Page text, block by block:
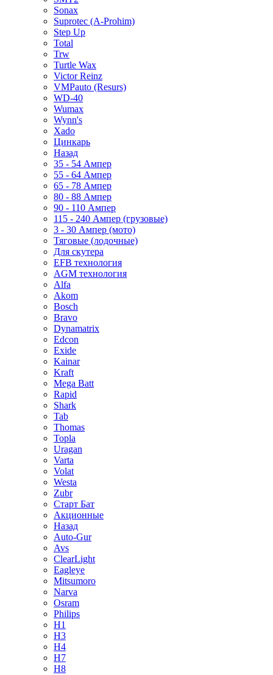
Sonax
Suprotec (A-Prohim)
Step Up
Total
Trw
Turtle Wax
Victor Reinz
VMPauto (Resurs)
WD-40
Wumax
Wynn's
Xado
Цинкарь
Назад
35 - 54 Ампер
55 - 64 Ампер
65 - 78 Ампер
80 - 88 Ампер
90 - 110 Ампер
115 - 240 Ампер (грузовые)
3 - 30 Ампер (мото)
Тяговые (лодочные)
Для скутера
EFB технология
AGM технология
Alfa
Akom
Bosch
Bravo
Dynamatrix
Edcon
Exide
Kainar
Kraft
Mega Batt
Rapid
Shark
Tab
Thomas
Topla
Uragan
Varta
Volat
Westa
Zubr
Старт Бат
Акционные
Назад
Auto-Gur
Avs
ClearLight
Eagleye
Mitsumoro
Narva
Osram
Philips
H1
H3
H4
H7
H8